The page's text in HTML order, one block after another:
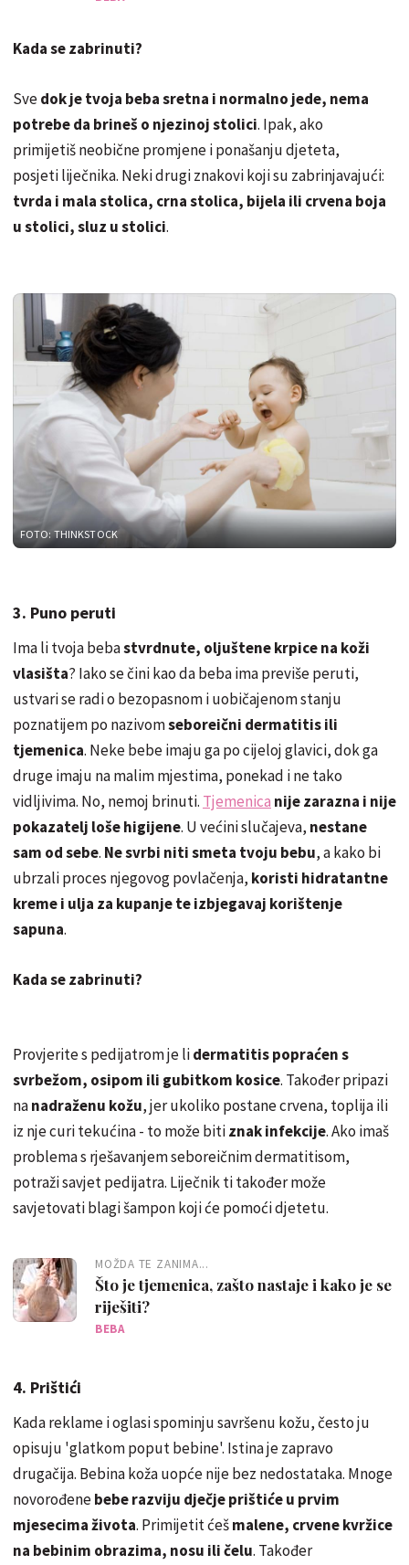
Kada se zabrinuti?
Svedok je tvoja beba sretna i normalno jede, nema
potrebe da brineš o njezinoj stolici. Ipak, ako
primijetiš neobične promjene i ponašanju djeteta,
posjeti liječnika. Neki drugi znakovi koji su zabrinjavajući:
tvrda i mala stolica, crna stolica, bijela ili crvena boja
u stolici, sluz u stolici.
FOTO: THINKSTOCK
3. Puno peruti
Ima li tvoja bebastvrdnute, oljuštene krpice na koži
vlasišta? Iako se čini kao da beba ima previše peruti,
ustvari se radi o bezopasnom i uobičajenom stanju
poznatijem po nazivomseboreični dermatitis ili
tjemenica. Neke bebe imaju ga po cijeloj glavici, dok ga
druge imaju na malim mjestima, ponekad i ne tako
vidljivima. No, nemoj brinuti. Tjemenica nije zarazna i nije
pokazatelj loše higijene. U većini slučajeva, nestane
sam od sebe. Ne svrbi niti smeta tvoju bebu, a kako bi
ubrzali proces njegovog povlačenja, koristi hidratantne
kreme i ulja za kupanje te izbjegavaj korištenje
sapuna.
Kada se zabrinuti?
Provjerite s pedijatrom je lidermatitis popraćen s
svrbežom, osipom ili gubitkom kosice. Također pripazi
nanadraženu kožu, jer ukoliko postane crvena, toplija ili
iz nje curi tekućina - to može bitiznak infekcije. Ako imaš
problema s rješavanjem seboreičnim dermatitisom,
potraži savjet pedijatra. Liječnik ti također može
savjetovati blagi šampon koji će pomoći djetetu.
MOŽDA TE ZANIMA...
Što je tjemenica, zašto nastaje i kako je se
riješiti?
BEBA
4. Prištići
Kada reklame i oglasi spominju savršenu kožu, često ju
opisuju 'glatkom poput bebine'. Istina je zapravo
drugačija. Bebina koža uopće nije bez nedostataka. Mnoge
novorođenebebe razviju dječje prištiće u prvim
mjesecima života. Primijetit ćešmalene, crvene kvržice
na bebinim obrazima, nosu ili čelu. Također